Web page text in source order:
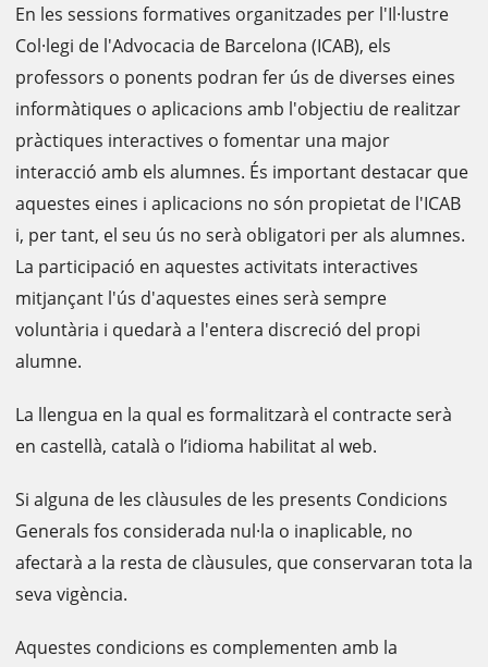
En les sessions formatives organitzades per l'Il·lustre
Col·legi de l'Advocacia de Barcelona (ICAB), els
professors o ponents podran fer ús de diverses eines
informàtiques o aplicacions amb l'objectiu de realitzar
pràctiques interactives o fomentar una major
interacció amb els alumnes. És important destacar que
aquestes eines i aplicacions no són propietat de l'ICAB
i, per tant, el seu ús no serà obligatori per als alumnes.
La participació en aquestes activitats interactives
mitjançant l'ús d'aquestes eines serà sempre
voluntària i quedarà a l'entera discreció del propi
alumne.
La llengua en la qual es formalitzarà el contracte serà
en castellà, català o l’idioma habilitat al web.
Si alguna de les clàusules de les presents Condicions
Generals fos considerada nul·la o inaplicable, no
afectarà a la resta de clàusules, que conservaran tota la
seva vigència.
Aquestes condicions es complementen amb la